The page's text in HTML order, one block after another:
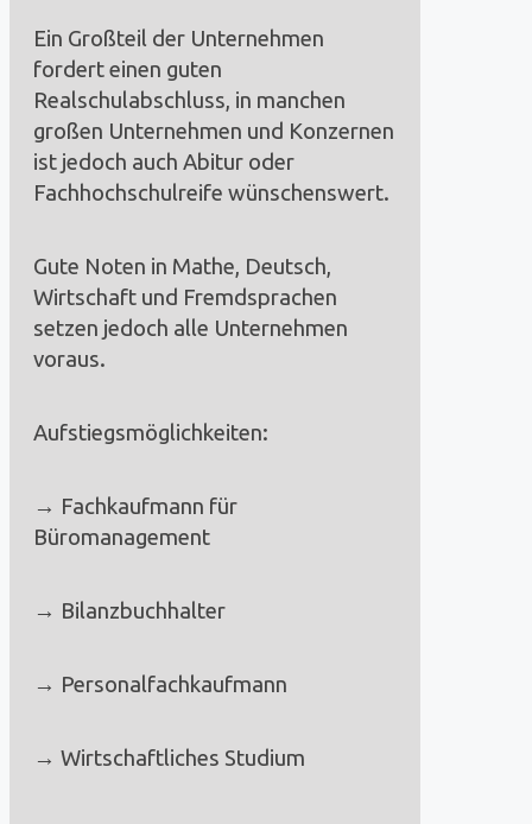
Ein Großteil der Unternehmen
fordert einen guten
Realschulabschluss, in manchen
großen Unternehmen und Konzernen
ist jedoch auch Abitur oder
Fachhochschulreife wünschenswert.
Gute Noten in Mathe, Deutsch,
Wirtschaft und Fremdsprachen
setzen jedoch alle Unternehmen
voraus.
Aufstiegsmöglichkeiten:
→ Fachkaufmann für
Büromanagement
→ Bilanzbuchhalter
→ Personalfachkaufmann
→ Wirtschaftliches Studium